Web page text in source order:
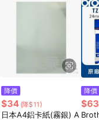
降價
$34 (降$11)
日本A4鋁卡紙(霧銀) A
降價